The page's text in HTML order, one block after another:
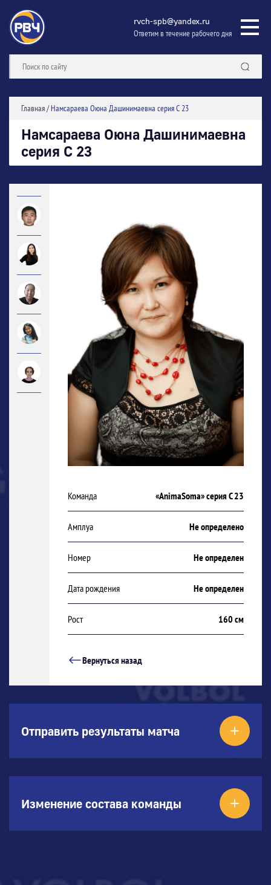
rvch-spb@yandex.ru
Ответим в течение рабочего дня
Главная/Намсараева Оюна Дашинимаевна серия С 23
Намсараева Оюна Дашинимаевна
серия С 23
Команда «AnimaSoma» серия С 23
Амплуа Не определено
Номер Не определен
Дата рождения Не определен
Рост 160 см
Вернуться назад
Отправить результаты матча
Изменение состава команды